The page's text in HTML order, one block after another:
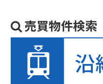
売買物件検索